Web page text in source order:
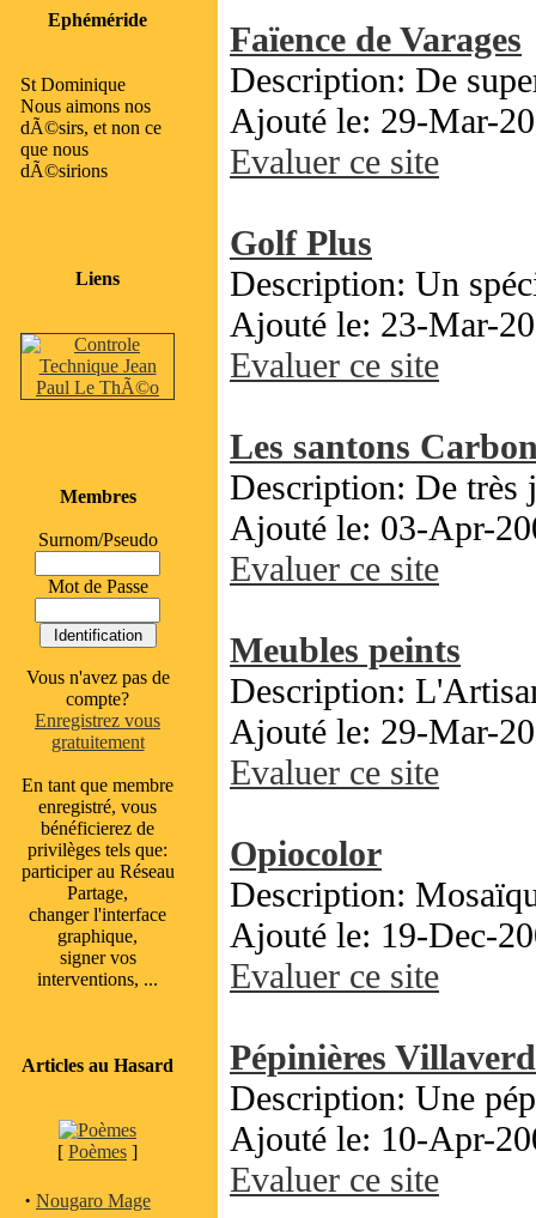
Ephéméride
St Dominique
Nous aimons nos
dÃ©sirs, et non ce
que nous
dÃ©sirions
Liens
Membres
Surnom/Pseudo
Mot de Passe
Vous n'avez pas de
compte?
Enregistrez vous
gratuitement
En tant que membre
enregistré, vous
bénéficierez de
privilèges tels que:
participer au Réseau
Partage,
changer l'interface
graphique,
signer vos
interventions, ...
Articles au Hasard
[ Poèmes ]
· Nougaro Mage
Faïence de Varages
Description: De
Ajouté le: 29-Mar-
Evaluer ce site
Golf Plus
Description: Un
Ajouté le: 23-Mar-
Evaluer ce site
Les santons
Description: De très
Ajouté le: 03-Apr-
Evaluer ce site
Meubles peints
Description:
Ajouté le: 29-Mar-
Evaluer ce site
Opiocolor
Description:
Ajouté le: 19-Dec-
Evaluer ce site
Pépinières
Description: Une
Ajouté le: 10-Apr-
Evaluer ce site